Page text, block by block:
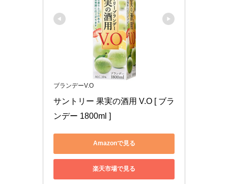
ブランデーV.O
サントリー 果実の酒用 V.O [ ブラ
ンデー 1800ml ]
Amazonで見る
楽天市場で見る